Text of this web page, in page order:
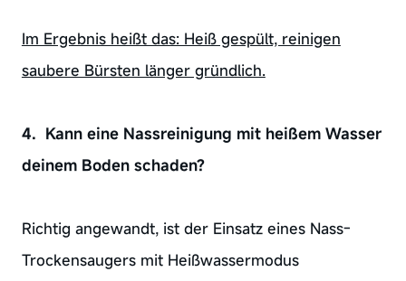
Im Ergebnis heißt das: Heiß gespült, reinigen
saubere Bürsten länger gründlich.
4. Kann eine Nassreinigung mit heißem Wasser
deinem Boden schaden?
Richtig angewandt, ist der Einsatz eines Nass-
Trockensaugers mit Heißwassermodus